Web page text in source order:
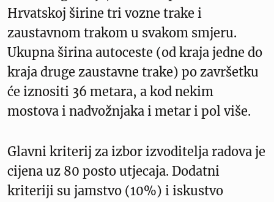
Hrvatskoj širine tri vozne trake i
zaustavnom trakom u svakom smjeru.
Ukupna širina autoceste (od kraja jedne do
kraja druge zaustavne trake) po završetku
će iznositi 36 metara, a kod nekim
mostova i nadvožnjaka i metar i pol više.
Glavni kriterij za izbor izvoditelja radova je
cijena uz 80 posto utjecaja. Dodatni
kriteriji su jamstvo (10%) i iskustvo